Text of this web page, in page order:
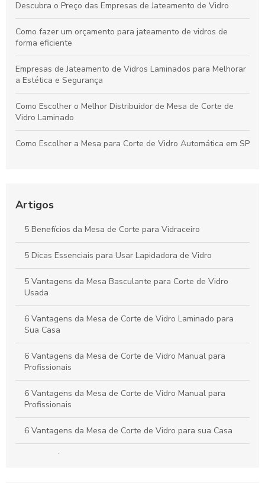
Descubra o Preço das Empresas de Jateamento de Vidro
Como fazer um orçamento para jateamento de vidros de
forma eficiente
Empresas de Jateamento de Vidros Laminados para Melhorar
a Estética e Segurança
Como Escolher o Melhor Distribuidor de Mesa de Corte de
Vidro Laminado
Como Escolher a Mesa para Corte de Vidro Automática em SP
Descubra a Melhor Lavadora de Vidro Vertical Chinesa para
Mesa de corte de vidro temperado SP transforma ambientes
com elegância
Artigos
5 Benefícios da Mesa de Corte para Vidraceiro
5 Dicas Essenciais para Usar Lapidadora de Vidro
5 Vantagens da Mesa Basculante para Corte de Vidro
Usada
6 Vantagens da Mesa de Corte de Vidro Laminado para
Sua Casa
6 Vantagens da Mesa de Corte de Vidro Manual para
Profissionais
6 Vantagens da Mesa de Corte de Vidro Manual para
Profissionais
6 Vantagens da Mesa de Corte de Vidro para sua Casa
A importância da Mesa de Corte para Vidraceiro